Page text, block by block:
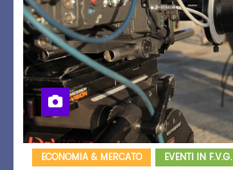
ECONOMIA & MERCATO EVENTI IN F.V.G.